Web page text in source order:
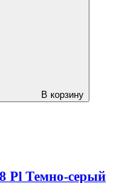
В корзину
Pl Темно-серый